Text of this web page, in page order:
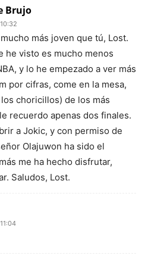
Brujo
más joven que tú, Lost.
he visto es mucho menos
y lo he empezado a ver más
por cifras, come en la mesa,
choricillos) de los más
recuerdo apenas dos finales.
a Jokic, y con permiso de
Olajuwon ha sido el
me ha hecho disfrutar,
Saludos, Lost.